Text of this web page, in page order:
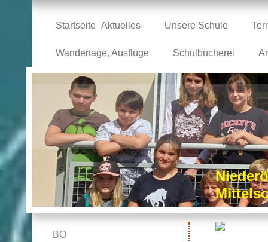
Startseite_Aktuelles Unsere Schule
Wandertage, Ausflüge Schulbücherei
BO